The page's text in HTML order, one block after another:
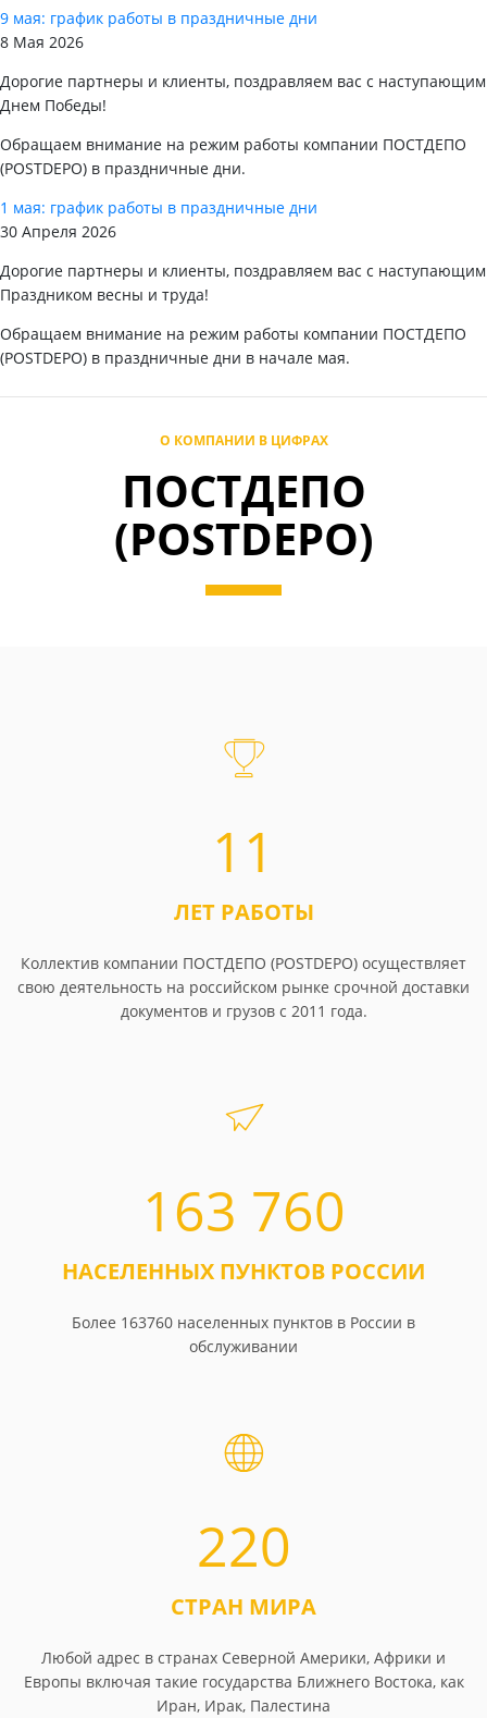
9 мая: график работы в праздничные дни
8 Мая 2026
Дорогие партнеры и клиенты, поздравляем вас с наступающим
Днем Победы!
Обращаем внимание на режим работы компании ПОСТДЕПО
(POSTDEPO) в праздничные дни.
1 мая: график работы в праздничные дни
30 Апреля 2026
Дорогие партнеры и клиенты, поздравляем вас с наступающим
Праздником весны и труда!
Обращаем внимание на режим работы компании ПОСТДЕПО
(POSTDEPO) в праздничные дни в начале мая.
О КОМПАНИИ В ЦИФРАХ
ПОСТДЕПО
(POSTDEPO)
11
ЛЕТ РАБОТЫ
Коллектив компании ПОСТДЕПО (POSTDEPO) осуществляет
свою деятельность на российском рынке срочной доставки
документов и грузов с 2011 года.
163 760
НАСЕЛЕННЫХ ПУНКТОВ РОССИИ
Более 163760 населенных пунктов в России в
обслуживании
220
СТРАН МИРА
Любой адрес в странах Северной Америки, Африки и
Европы включая такие государства Ближнего Востока, как
Иран, Ирак, Палестина